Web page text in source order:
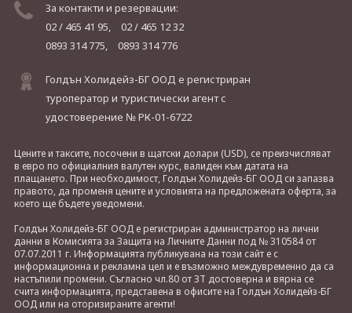
За контакти и резервации:
02 / 465 41 95,
02 / 465 12 32
0893 314 775,
0893 314 776
Голдън Холидейз-БГ ООД е регистриран
туроператор и туристически агент с
удостоверение № РК-01-6722
Цените и таксите, посочени в щатски долари (USD), се преизчисляват
в евро по официалния валутен курс, валиден към датата на
плащането. При необходимост, Голдън Холидейз-БГ ООД си запазва
правото, да променя цените и условията на предложената оферта, за
което ще бъдете уведомени.
Голдън Холидейз-БГ ООД е регистриран администратор на лични
данни в Комисията за Защита на Личните Данни под № 310584 от
07.07.2011 г. Информацията публикувана на този сайт е с
информационна и рекламна цел и е възможно междувременно да са
настъпили промени. Съгласно чл.80 от ЗТ достоверна и вярна се
счита информацията, представена в офисите на Голдън Холидейз-БГ
ООД или на оторизираните агенти!